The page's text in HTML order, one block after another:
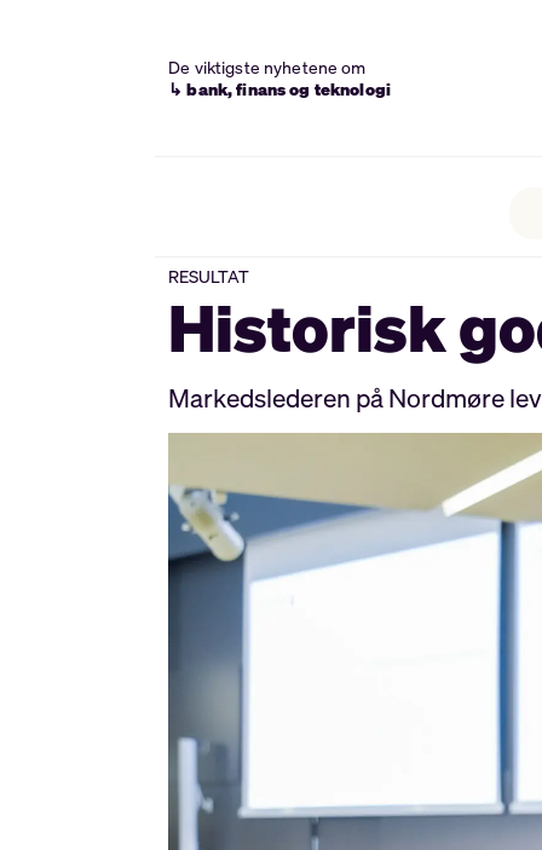
De viktigste nyhetene om
↳ bank, finans og teknologi
RESULTAT
Historisk
Markedslederen på Nordmøre